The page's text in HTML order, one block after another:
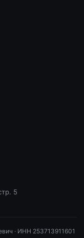
5
· ИНН 253713911601